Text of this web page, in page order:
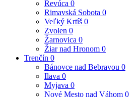
Revúca 0
Rimavská Sobota 0
Veľký Krtíš 0
Zvolen 0
Žarnovica 0
Žiar nad Hronom 0
Trenčín 0
Bánovce nad Bebravou 0
Ilava 0
Myjava 0
Nové Mesto nad Váhom 0